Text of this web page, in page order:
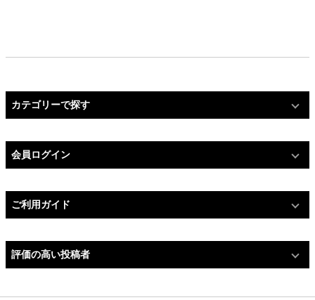
カテゴリーで探す
会員ログイン
ご利用ガイド
評価の高い投稿者